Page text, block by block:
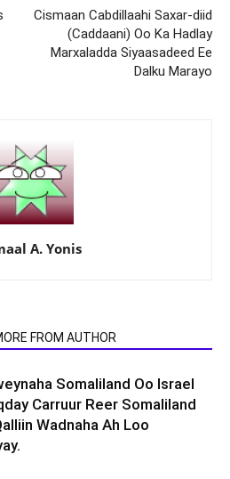
Cismaan Cabdillaahi Saxar-diid
(Caddaani) Oo Ka Hadlay
Marxaladda Siyaasadeed Ee
Dalku Marayo
A. Yonis
FROM AUTHOR
Somaliland Oo Israel
Carruur Reer Somaliland
Wadnaha Ah Loo